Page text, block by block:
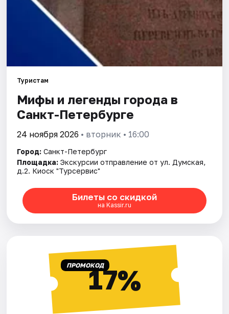
Туристам
Мифы и легенды города в
Санкт-Петербурге
24 ноября 2026 • вторник • 16:00
Город: Санкт-Петербург
Площадка: Экскурсии отправление от ул. Думская,
д.2. Киоск "Турсервис"
Билеты со скидкой
на Kassir.ru
ПРОМОКОД17%